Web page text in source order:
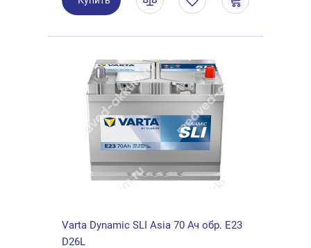
Varta Dynamic SLI Asia 70 Ач обр. E23
D26L